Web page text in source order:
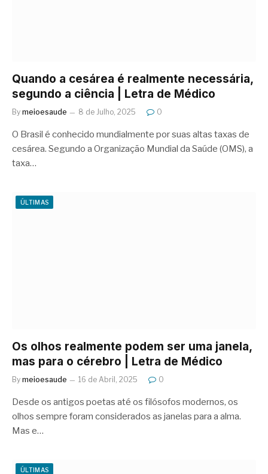
Quando a cesárea é realmente necessária,
segundo a ciência | Letra de Médico
By meioesaude 8 de Julho, 2025 0
O Brasil é conhecido mundialmente por suas altas taxas de
cesárea. Segundo a Organização Mundial da Saúde (OMS), a
taxa…
ÚLTIMAS
Os olhos realmente podem ser uma janela,
mas para o cérebro | Letra de Médico
By meioesaude 16 de Abril, 2025 0
Desde os antigos poetas até os filósofos modernos, os
olhos sempre foram considerados as janelas para a alma.
Mas e…
ÚLTIMAS